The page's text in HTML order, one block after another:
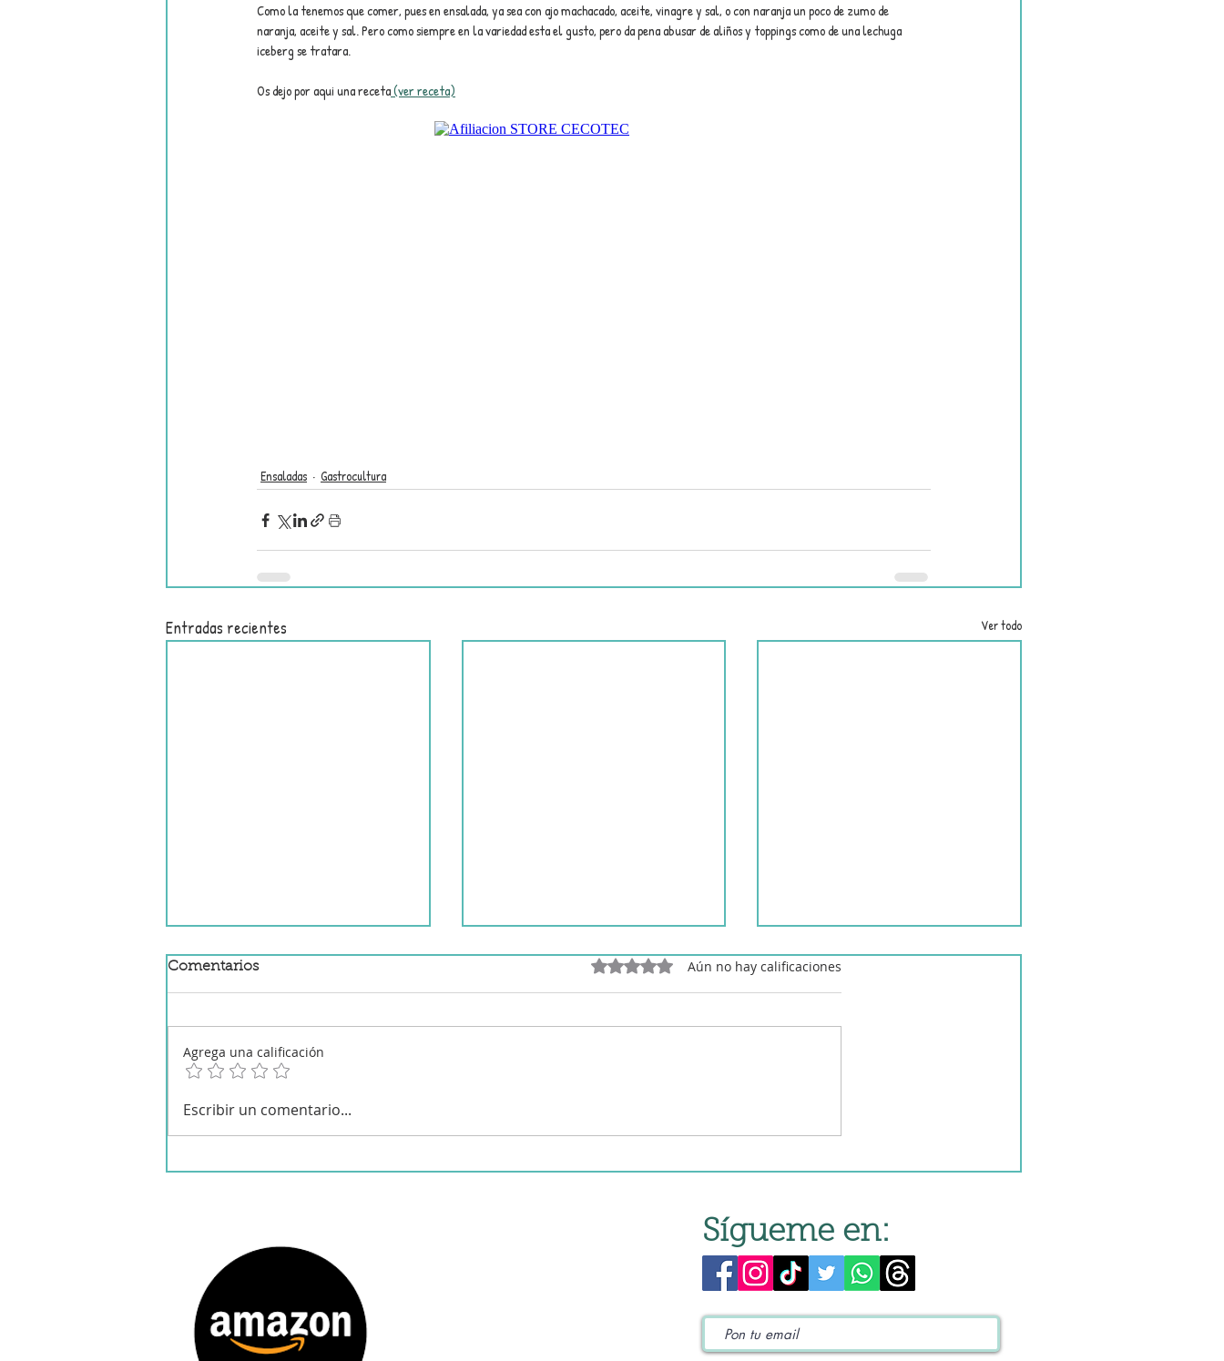
Como la tenemos que comer, pues en ensalada, ya sea con ajo machacado, aceite, vinagre y sal, o con naranja un poco de zumo de
naranja, aceite y sal. Pero como siempre en la variedad esta el gusto, pero da pena abusar de aliños y toppings como de una lechuga
iceberg se tratara.
Os dejo por aqui una receta (ver receta)
Ensaladas Gastrocultura
Entradas recientes Ver todo
Ensalada de bacalado
Comentarios Obtuvo 0 de 5 estrellas.Aún no hay calificaciones
Agrega una calificación
Escribir un comentario...
Sígueme en: